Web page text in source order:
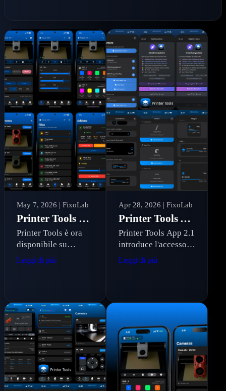
May 7, 2026 | FixoLab
Printer Tools per Android 1.0: Il tuo pannello di controllo per stampanti 3D arriva su Android
Printer Tools è ora
disponibile su
Android! Un'app
nativa in Kotlin per
dal telefono, tablet o
orologio Wear OS.
Leggi di più
Apr 28, 2026 | FixoLab
Printer Tools App Versione 2.1: Accesso Remoto con OctoEverywhere, Live Activities Ovunque e Supporto per Prusa Link
Printer Tools App 2.1
introduce l'accesso
remoto completo
tramite
remote su schermata
di blocco, Dynamic
Island e CarPlay,
supporto per Prusa
Link e prestazioni
fino a 2 volte più
veloci.
Leggi di più